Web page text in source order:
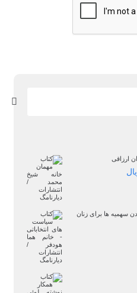
ارزاقی
4,250,000 ریال.
سهمیه‌ ها برای زنان